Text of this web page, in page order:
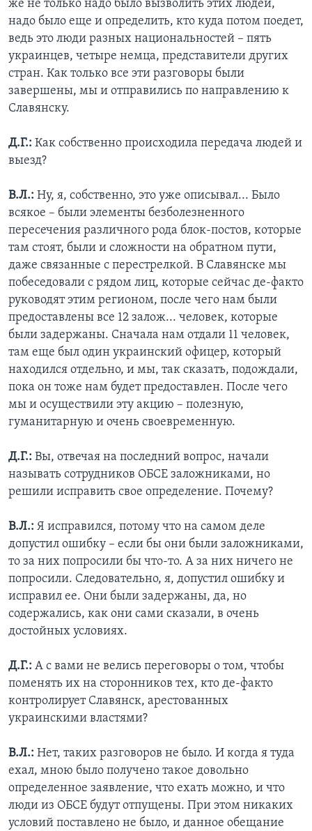
же не только надо было вызволить этих людей,
надо было еще и определить, кто куда потом поедет,
ведь это люди разных национальностей – пять
украинцев, четыре немца, представители других
стран. Как только все эти разговоры были
завершены, мы и отправились по направлению к
Славянску.
Д.Г.: Как собственно происходила передача людей и
выезд?
В.Л.: Ну, я, собственно, это уже описывал... Было
всякое – были элементы безболезненного
пересечения различного рода блок-постов, которые
там стоят, были и сложности на обратном пути,
даже связанные с перестрелкой. В Славянске мы
побеседовали с рядом лиц, которые сейчас де-факто
руководят этим регионом, после чего нам были
предоставлены все 12 залож... человек, которые
были задержаны. Сначала нам отдали 11 человек,
там еще был один украинский офицер, который
находился отдельно, и мы, так сказать, подождали,
пока он тоже нам будет предоставлен. После чего
мы и осуществили эту акцию – полезную,
гуманитарную и очень своевременную.
Д.Г.: Вы, отвечая на последний вопрос, начали
называть сотрудников ОБСЕ заложниками, но
решили исправить свое определение. Почему?
В.Л.: Я исправился, потому что на самом деле
допустил ошибку – если бы они были заложниками,
то за них попросили бы что-то. А за них ничего не
попросили. Следовательно, я, допустил ошибку и
исправил ее. Они были задержаны, да, но
содержались, как они сами сказали, в очень
достойных условиях.
Д.Г.: А с вами не велись переговоры о том, чтобы
поменять их на сторонников тех, кто де-факто
контролирует Славянск, арестованных
украинскими властями?
В.Л.: Нет, таких разговоров не было. И когда я туда
ехал, мною было получено такое довольно
определенное заявление, что ехать можно, и что
люди из ОБСЕ будут отпущены. При этом никаких
условий поставлено не было, и данное обещание